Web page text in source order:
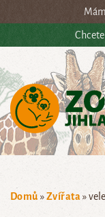
Přejít na hlavní obsah
Domů »Zvířata»